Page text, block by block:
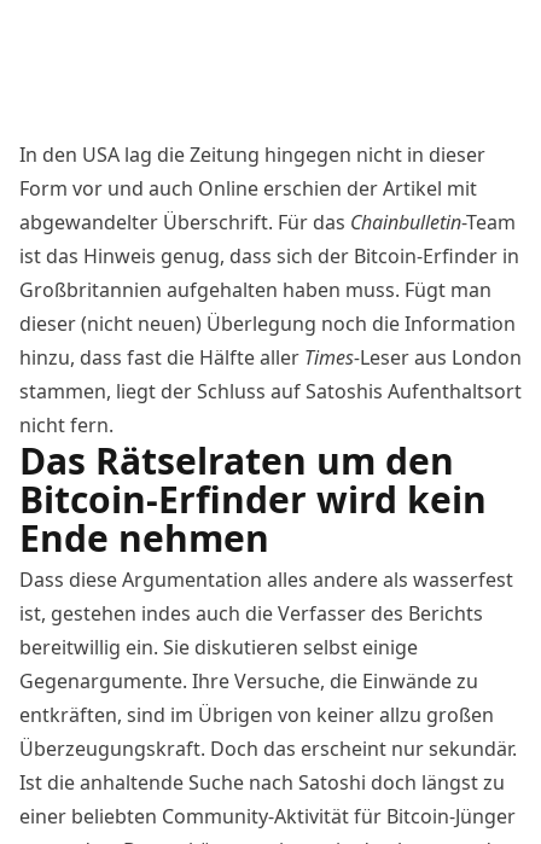
In den USA lag die Zeitung hingegen nicht in dieser
Form vor und auch Online erschien der Artikel mit
abgewandelter Überschrift. Für das Chainbulletin-Team
ist das Hinweis genug, dass sich der Bitcoin-Erfinder in
Großbritannien aufgehalten haben muss. Fügt man
dieser (nicht neuen) Überlegung noch die Information
hinzu, dass fast die Hälfte aller Times-Leser aus London
stammen, liegt der Schluss auf Satoshis Aufenthaltsort
nicht fern.
Das Rätselraten um den
Bitcoin-Erfinder wird kein
Ende nehmen
Dass diese Argumentation alles andere als wasserfest
ist, gestehen indes auch die Verfasser des Berichts
bereitwillig ein. Sie diskutieren selbst einige
Gegenargumente. Ihre Versuche, die Einwände zu
entkräften, sind im Übrigen von keiner allzu großen
Überzeugungskraft. Doch das erscheint nur sekundär.
Ist die anhaltendeSuche nach Satoshi doch längst zu
einer beliebten Community-Aktivität für Bitcoin-Jünger